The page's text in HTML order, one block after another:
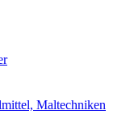
Maltechniken